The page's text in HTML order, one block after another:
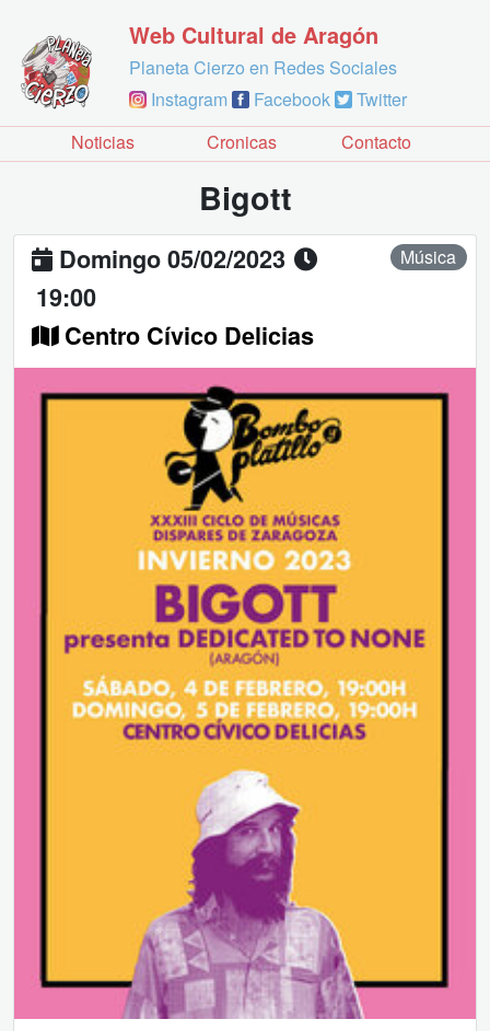
Web Cultural de Aragón
Planeta Cierzo en Redes Sociales
Instagram
Facebook
Twitter
Noticias
Cronicas Contacto
Bigott
Domingo 05/02/2023
19:00
Centro Cívico Delicias
Música